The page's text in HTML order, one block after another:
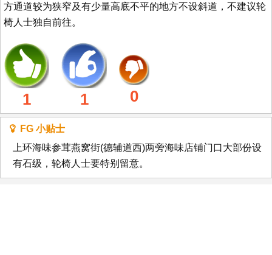
方通道较为狭窄及有少量高底不平的地方不设斜道，不建议轮
椅人士独自前往。
1 1 0
FG 小贴士
上环海味参茸燕窝街(德辅道西)两旁海味店铺门口大部份设
有石级，轮椅人士要特别留意。